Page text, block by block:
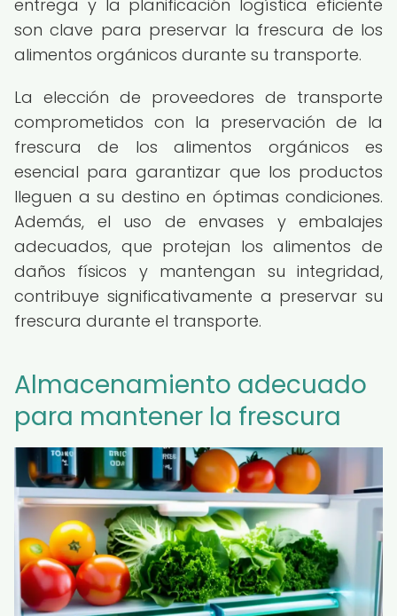
entrega y la planificación logística eficiente
son clave para preservar la frescura de los
alimentos orgánicos durante su transporte.
La elección de proveedores de transporte
comprometidos con la preservación de la
frescura de los alimentos orgánicos es
esencial para garantizar que los productos
lleguen a su destino en óptimas condiciones.
Además, el uso de envases y embalajes
adecuados, que protejan los alimentos de
daños físicos y mantengan su integridad,
contribuye significativamente a preservar su
frescura durante el transporte.
Almacenamiento adecuado
para mantener la frescura